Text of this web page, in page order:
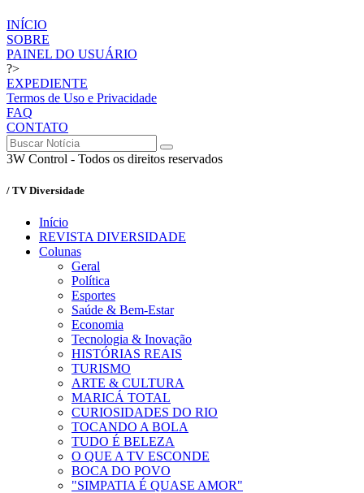
INÍCIO
SOBRE
PAINEL DO USUÁRIO
?>
EXPEDIENTE
Termos de Uso e Privacidade
FAQ
CONTATO
3W Control - Todos os direitos reservados
/ TV Diversidade
Início
REVISTA DIVERSIDADE
Colunas
Geral
Política
Esportes
Saúde & Bem-Estar
Economia
Tecnologia & Inovação
HISTÓRIAS REAIS
TURISMO
ARTE & CULTURA
MARICÁ TOTAL
CURIOSIDADES DO RIO
TOCANDO A BOLA
TUDO É BELEZA
O QUE A TV ESCONDE
BOCA DO POVO
"SIMPATIA É QUASE AMOR"